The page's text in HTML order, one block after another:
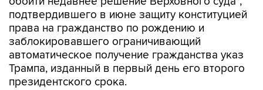
подтвердившего в июне защиту конституцией
права на гражданство по рождению и
заблокировавшего ограничивающий
автоматическое получение гражданства указ
Трампа, изданный в первый день его второго
президентского срока.